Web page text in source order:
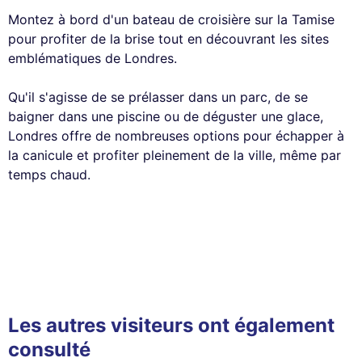
Montez à bord d'un bateau de croisière sur la Tamise
pour profiter de la brise tout en découvrant les sites
emblématiques de Londres.
Qu'il s'agisse de se prélasser dans un parc, de se
baigner dans une piscine ou de déguster une glace,
Londres offre de nombreuses options pour échapper à
la canicule et profiter pleinement de la ville, même par
temps chaud.
Les autres visiteurs ont également
consulté